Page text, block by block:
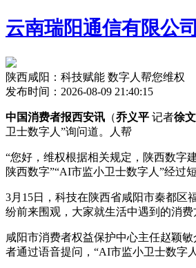
云南瑞阳通信有限公司
陕西咸阳：科技赋能 数字人帮您维权
发布时间：2026-08-09 21:40:15
中国消费者报西安讯 （乔义平 记者徐
卫士数字人”询问道。人帮
“您好，维权根据相关规定，陕西数字
陕西数字”“AI市监小卫士数字人”经过
3月15日，科技在陕西省咸阳市秦都区
纷前来围观，大家就生活中遇到的消费
咸阳市消费者权益保护中心主任赵颖
者通过语音提问，“AI市监小卫士数字